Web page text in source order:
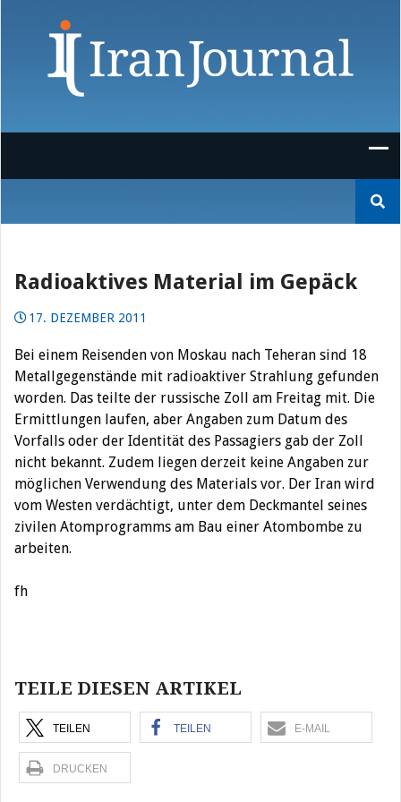
nach:
Radioaktives Material im Gepäck
17. DEZEMBER 2011
Bei einem Reisenden von Moskau nach Teheran sind 18
Metallgegenstände mit radioaktiver Strahlung gefunden
worden. Das teilte der russische Zoll am Freitag mit. Die
Ermittlungen laufen, aber Angaben zum Datum des
Vorfalls oder der Identität des Passagiers gab der Zoll
nicht bekannt. Zudem liegen derzeit keine Angaben zur
möglichen Verwendung des Materials vor. Der Iran wird
vom Westen verdächtigt, unter dem Deckmantel seines
zivilen Atomprogramms am Bau einer Atombombe zu
arbeiten.
fh
TEILE DIESEN ARTIKEL
TEILEN TEILEN E-MAIL
DRUCKEN